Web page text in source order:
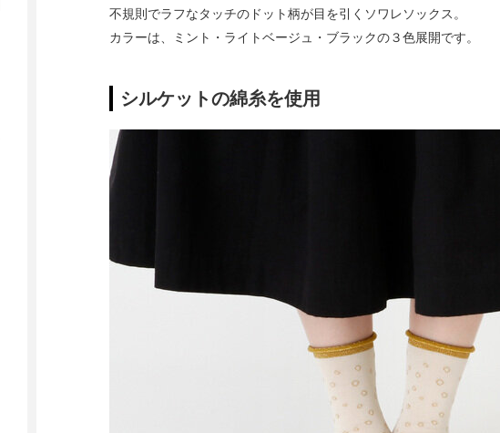
不規則でラフなタッチのドット柄が目を引くソワレソックス。
カラーは、ミント・ライトベージュ・ブラックの３色展開です。
シルケットの綿糸を使用